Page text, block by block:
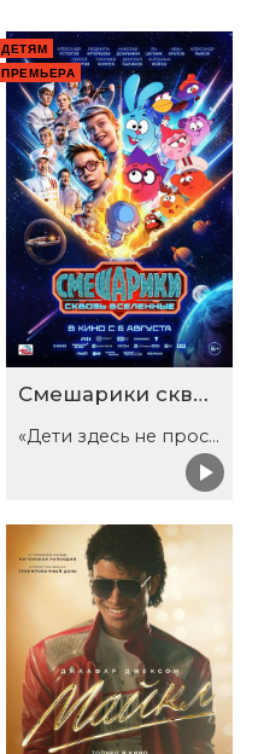
ДЕТЯМ
ПРЕМЬЕРА
Смешарики сквозь вселенные
«Дети здесь не просто так»